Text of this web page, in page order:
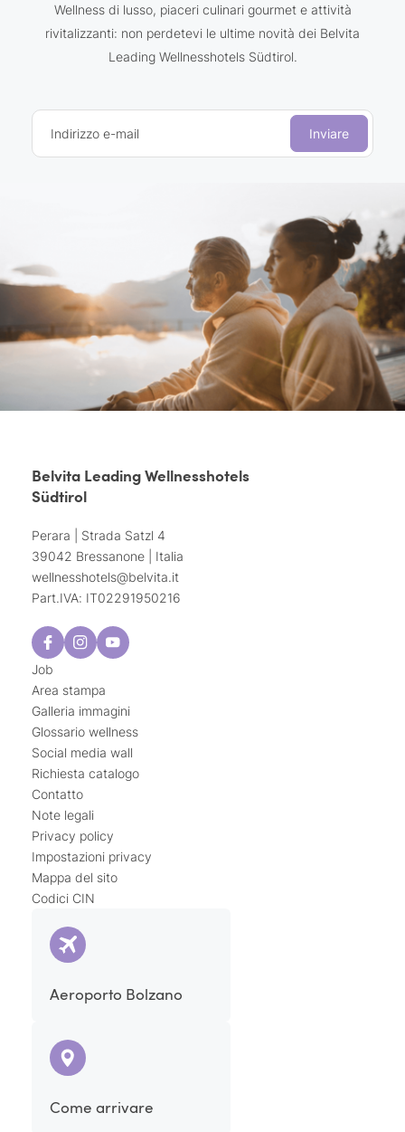
Wellness di lusso, piaceri culinari gourmet e attività
rivitalizzanti: non perdetevi le ultime novità dei Belvita
Leading Wellnesshotels Südtirol.
Indirizzo e-mail Inviare
Belvita Leading Wellnesshotels
Südtirol
Perara | Strada Satzl 4
39042 Bressanone | Italia
wellnesshotels@belvita.it
Part.IVA: IT02291950216
Job
Area stampa
Galleria immagini
Glossario wellness
Social media wall
Richiesta catalogo
Contatto
Note legali
Privacy policy
Impostazioni privacy
Mappa del sito
Codici CIN
Aeroporto Bolzano
Come arrivare